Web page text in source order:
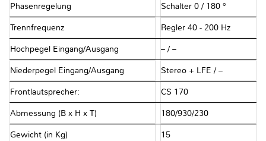
Phasenregelung Schalter 0 / 180 °
Trennfrequenz Regler 40 - 200 Hz
Hochpegel Eingang/Ausgang – / –
Niederpegel Eingang/Ausgang Stereo + LFE / –
Frontlautsprecher: CS 170
Abmessung (B x H x T) 180/930/230
Gewicht (in Kg) 15